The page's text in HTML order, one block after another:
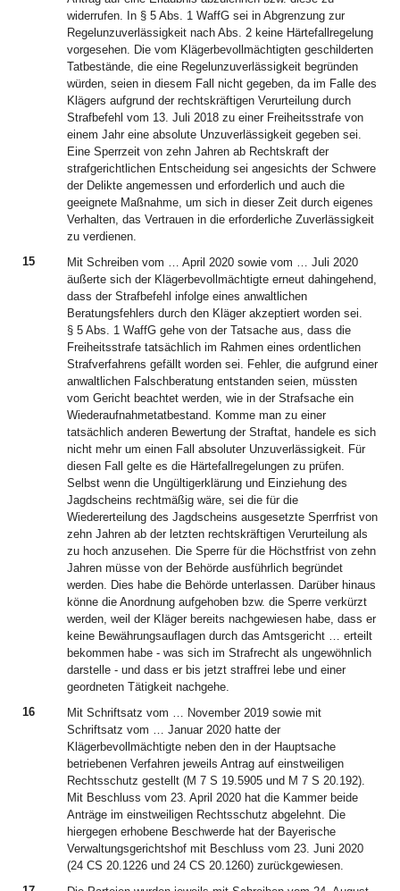
widerrufen. In § 5 Abs. 1 WaffG sei in Abgrenzung zur
Regelunzuverlässigkeit nach Abs. 2 keine Härtefallregelung
vorgesehen. Die vom Klägerbevollmächtigten geschilderten
Tatbestände, die eine Regelunzuverlässigkeit begründen
würden, seien in diesem Fall nicht gegeben, da im Falle des
Klägers aufgrund der rechtskräftigen Verurteilung durch
Strafbefehl vom 13. Juli 2018 zu einer Freiheitsstrafe von
einem Jahr eine absolute Unzuverlässigkeit gegeben sei.
Eine Sperrzeit von zehn Jahren ab Rechtskraft der
strafgerichtlichen Entscheidung sei angesichts der Schwere
der Delikte angemessen und erforderlich und auch die
geeignete Maßnahme, um sich in dieser Zeit durch eigenes
Verhalten, das Vertrauen in die erforderliche Zuverlässigkeit
zu verdienen.
15
Mit Schreiben vom … April 2020 sowie vom … Juli 2020
äußerte sich der Klägerbevollmächtigte erneut dahingehend,
dass der Strafbefehl infolge eines anwaltlichen
Beratungsfehlers durch den Kläger akzeptiert worden sei.
§ 5 Abs. 1 WaffG gehe von der Tatsache aus, dass die
Freiheitsstrafe tatsächlich im Rahmen eines ordentlichen
Strafverfahrens gefällt worden sei. Fehler, die aufgrund einer
anwaltlichen Falschberatung entstanden seien, müssten
vom Gericht beachtet werden, wie in der Strafsache ein
Wiederaufnahmetatbestand. Komme man zu einer
tatsächlich anderen Bewertung der Straftat, handele es sich
nicht mehr um einen Fall absoluter Unzuverlässigkeit. Für
diesen Fall gelte es die Härtefallregelungen zu prüfen.
Selbst wenn die Ungültigerklärung und Einziehung des
Jagdscheins rechtmäßig wäre, sei die für die
Wiedererteilung des Jagdscheins ausgesetzte Sperrfrist von
zehn Jahren ab der letzten rechtskräftigen Verurteilung als
zu hoch anzusehen. Die Sperre für die Höchstfrist von zehn
Jahren müsse von der Behörde ausführlich begründet
werden. Dies habe die Behörde unterlassen. Darüber hinaus
könne die Anordnung aufgehoben bzw. die Sperre verkürzt
werden, weil der Kläger bereits nachgewiesen habe, dass er
keine Bewährungsauflagen durch das Amtsgericht … erteilt
bekommen habe - was sich im Strafrecht als ungewöhnlich
darstelle - und dass er bis jetzt straffrei lebe und einer
geordneten Tätigkeit nachgehe.
16
Mit Schriftsatz vom … November 2019 sowie mit
Schriftsatz vom … Januar 2020 hatte der
Klägerbevollmächtigte neben den in der Hauptsache
betriebenen Verfahren jeweils Antrag auf einstweiligen
Rechtsschutz gestellt (M 7 S 19.5905 und M 7 S 20.192).
Mit Beschluss vom 23. April 2020 hat die Kammer beide
Anträge im einstweiligen Rechtsschutz abgelehnt. Die
hiergegen erhobene Beschwerde hat der Bayerische
Verwaltungsgerichtshof mit Beschluss vom 23. Juni 2020
(24 CS 20.1226 und 24 CS 20.1260) zurückgewiesen.